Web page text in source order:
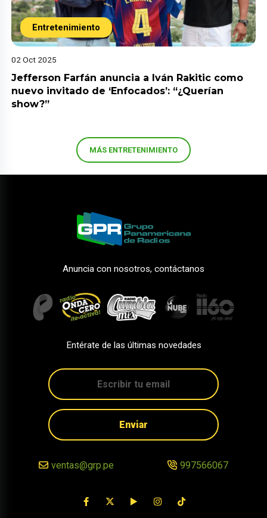
Entretenimiento
02 Oct 2025
Jefferson Farfán anuncia a Iván Rakitic como
nuevo invitado de ‘Enfocados’: “¿Querían
show?”
MÁS ENTRETENIMIENTO
Anuncia con nosotros, contáctanos
Entérate de las últimas novedades
Enviar
ventas@grp.pe 997566067